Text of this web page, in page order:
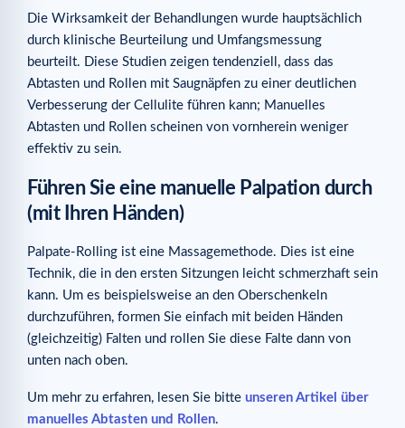
Die Wirksamkeit der Behandlungen wurde hauptsächlich
durch klinische Beurteilung und Umfangsmessung
beurteilt. Diese Studien zeigen tendenziell, dass das
Abtasten und Rollen mit Saugnäpfen zu einer deutlichen
Verbesserung der Cellulite führen kann; Manuelles
Abtasten und Rollen scheinen von vornherein weniger
effektiv zu sein.
Führen Sie eine manuelle Palpation durch
(mit Ihren Händen)
Palpate-Rolling ist eine Massagemethode. Dies ist eine
Technik, die in den ersten Sitzungen leicht schmerzhaft sein
kann. Um es beispielsweise an den Oberschenkeln
durchzuführen, formen Sie einfach mit beiden Händen
(gleichzeitig) Falten und rollen Sie diese Falte dann von
unten nach oben.
Um mehr zu erfahren, lesen Sie bitte unseren Artikel über
manuelles Abtasten und Rollen.